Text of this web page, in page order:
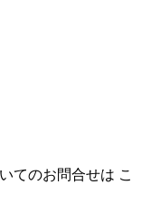
てのお問合せは こ